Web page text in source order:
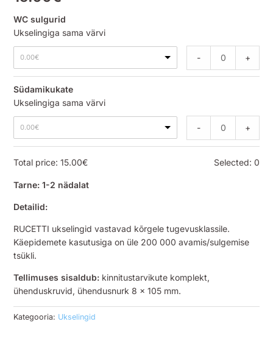
WC sulgurid
Ukselingiga sama värvi
0.00€ - +
Südamikukate
Ukselingiga sama värvi
0.00€ - +
Total price: 15.00€ Selected: 0
Tarne: 1-2 nädalat
Detailid:
RUCETTI ukselingid vastavad kõrgele tugevusklassile.
Käepidemete kasutusiga on üle 200 000 avamis/sulgemise
tsükli.
Tellimuses sisaldub:kinnitustarvikute komplekt,
ühenduskruvid, ühendusnurk 8 x 105 mm.
Kategooria: Ukselingid